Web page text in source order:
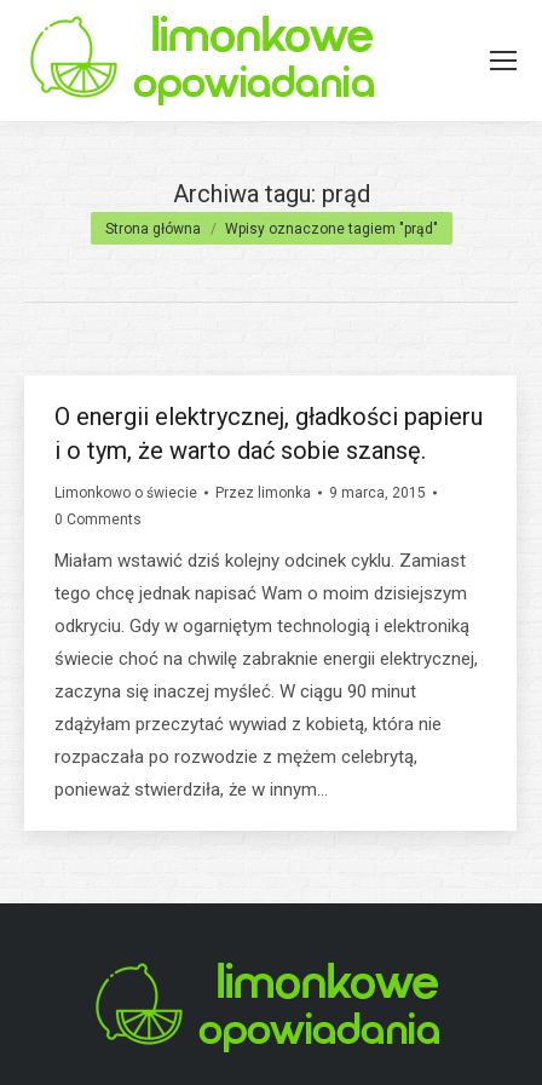
Archiwa tagu: prąd
Jesteś tutaj:
Strona główna Wpisy oznaczone tagiem "prąd"
O energii elektrycznej, gładkości papieru
i o tym, że warto dać sobie szansę.
Limonkowo o świecie Przez limonka
9 marca, 2015
0 Comments
Miałam wstawić dziś kolejny odcinek cyklu. Zamiast
tego chcę jednak napisać Wam o moim dzisiejszym
odkryciu. Gdy w ogarniętym technologią i elektroniką
świecie choć na chwilę zabraknie energii elektrycznej,
zaczyna się inaczej myśleć. W ciągu 90 minut
zdążyłam przeczytać wywiad z kobietą, która nie
rozpaczała po rozwodzie z mężem celebrytą,
ponieważ stwierdziła, że w innym…